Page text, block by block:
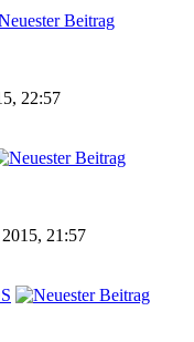
22:57
21:57